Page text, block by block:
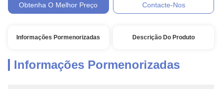
Obtenha O Melhor Preço Contacte-Nos
Informações Pormenorizadas Descrição Do Produto
Informações Pormenorizadas